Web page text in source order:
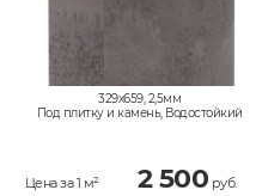
329x659, 2,5мм
Под плитку и камень, Водостойкий
Цена за 1 м² 2 500 руб.